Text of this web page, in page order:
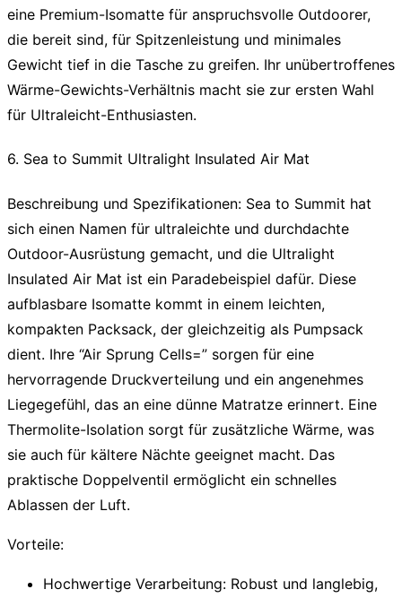
eine Premium-Isomatte für anspruchsvolle Outdoorer,
die bereit sind, für Spitzenleistung und minimales
Gewicht tief in die Tasche zu greifen. Ihr unübertroffenes
Wärme-Gewichts-Verhältnis macht sie zur ersten Wahl
für Ultraleicht-Enthusiasten.
6. Sea to Summit Ultralight Insulated Air Mat
Beschreibung und Spezifikationen: Sea to Summit hat
sich einen Namen für ultraleichte und durchdachte
Outdoor-Ausrüstung gemacht, und die Ultralight
Insulated Air Mat ist ein Paradebeispiel dafür. Diese
aufblasbare Isomatte kommt in einem leichten,
kompakten Packsack, der gleichzeitig als Pumpsack
dient. Ihre “Air Sprung Cells=” sorgen für eine
hervorragende Druckverteilung und ein angenehmes
Liegegefühl, das an eine dünne Matratze erinnert. Eine
Thermolite-Isolation sorgt für zusätzliche Wärme, was
sie auch für kältere Nächte geeignet macht. Das
praktische Doppelventil ermöglicht ein schnelles
Ablassen der Luft.
Vorteile:
Hochwertige Verarbeitung: Robust und langlebig,